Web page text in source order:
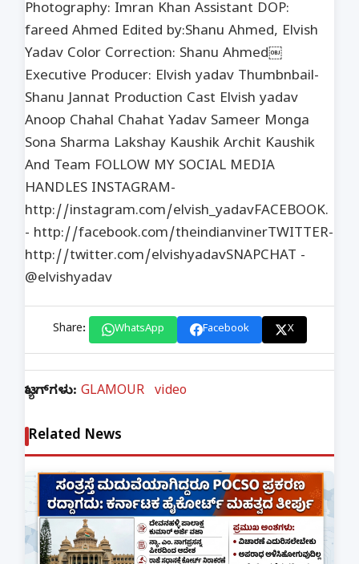
Photography: Imran Khan Assistant DOP:
fareed Ahmed Edited by:Shanu Ahmed, Elvish
Yadav Color Correction: Shanu Ahmed￼
Executive Producer: Elvish yadav Thumbnbail-
Shanu Jannat Production Cast Elvish yadav
Anoop Chahal Chahat Yadav Sameer Monga
Sona Sharma Lakshay Kaushik Archit Kaushik
And Team FOLLOW MY SOCIAL MEDIA
HANDLES INSTAGRAM-
http://instagram.com/elvish_yadav​​​ FACEBOOK.
- http://facebook.com/theindianviner​​​ TWITTER-
http://twitter.com/elvishyadav​​​ SNAPCHAT -
@elvishyadav
Share: WhatsApp Facebook X
ಟ್ಯಾಗ್‌ಗಳು: GLAMOUR video
Related News